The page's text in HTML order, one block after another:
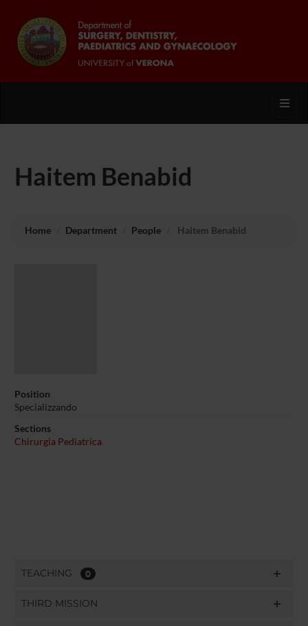
Haitem Benabid
Home Department People Haitem Benabid
Position
Specializzando
Sections
Chirurgia Pediatrica
TEACHING 0
THIRD MISSION